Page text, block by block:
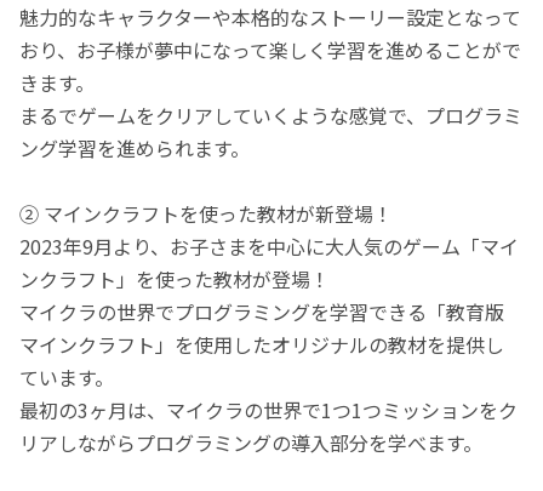
魅力的なキャラクターや本格的なストーリー設定となって
おり、お子様が夢中になって楽しく学習を進めることがで
きます。
まるでゲームをクリアしていくような感覚で、プログラミ
ング学習を進められます。
② マインクラフトを使った教材が新登場！
2023年9月より、お子さまを中心に大人気のゲーム「マイ
ンクラフト」を使った教材が登場！
マイクラの世界でプログラミングを学習できる「教育版
マインクラフト」を使用したオリジナルの教材を提供し
ています。
最初の3ヶ月は、マイクラの世界で1つ1つミッションをク
リアしながらプログラミングの導入部分を学べます。